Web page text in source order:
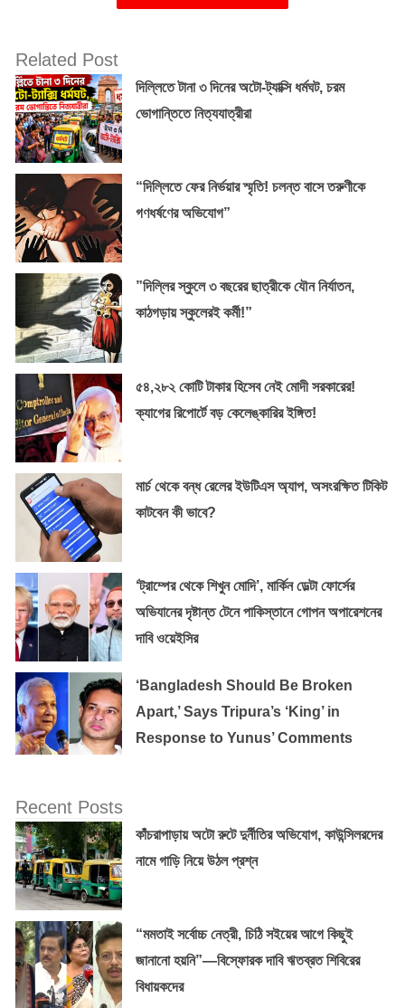
Related Post
দিল্লিতে টানা ৩ দিনের অটো-ট্যাক্সি ধর্মঘট, চরম
ভোগান্তিতে নিত্যযাত্রীরা
“দিল্লিতে ফের নির্ভয়ার স্মৃতি! চলন্ত বাসে তরুণীকে
গণধর্ষণের অভিযোগ”
​”দিল্লির স্কুলে ৩ বছরের ছাত্রীকে যৌন নির্যাতন,
কাঠগড়ায় স্কুলেরই কর্মী!”
৫৪,২৮২ কোটি টাকার হিসেব নেই মোদী সরকারের!
ক্যাগের রিপোর্টে বড় কেলেঙ্কারির ইঙ্গিত!
মার্চ থেকে বন্ধ রেলের ইউটিএস অ্যাপ, অসংরক্ষিত টিকিট
কাটবেন কী ভাবে?
‘ট্রাম্পের থেকে শিখুন মোদি’, মার্কিন ডেল্টা ফোর্সের
অভিযানের দৃষ্টান্ত টেনে পাকিস্তানে গোপন অপারেশনের
দাবি ওয়েইসির
‘Bangladesh Should Be Broken
Apart,’ Says Tripura’s ‘King’ in
Response to Yunus’ Comments
Recent Posts
কাঁচরাপাড়ায় অটো রুটে দুর্নীতির অভিযোগ, কাউন্সিলরদের
নামে গাড়ি নিয়ে উঠল প্রশ্ন
“মমতাই সর্বোচ্চ নেত্রী, চিঠি সইয়ের আগে কিছুই
জানানো হয়নি”—বিস্ফোরক দাবি ঋতব্রত শিবিরের
বিধায়কদের